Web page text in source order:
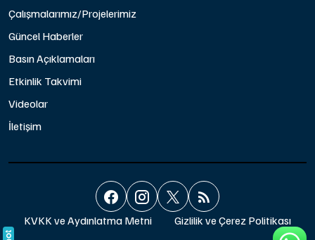
Çalışmalarımız/Projelerimiz
Güncel Haberler
Basın Açıklamaları
Etkinlik Takvimi
Videolar
İletişim
KVKK ve Aydınlatma Metni
Gizlilik ve Çerez Politikası